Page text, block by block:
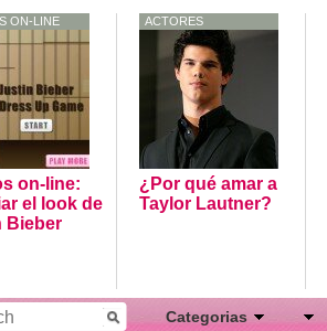
ON-LINE
on-line:
el look de
Bieber
ACTORES
¿Por qué amar a
Taylor Lautner?
Categorias